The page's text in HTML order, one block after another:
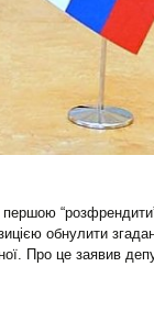
обнулити
Про це заявив